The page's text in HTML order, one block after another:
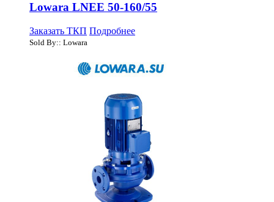
Lowara LNEE 50-160/55
Заказать ТКП Подробнее
Sold By:: Lowara